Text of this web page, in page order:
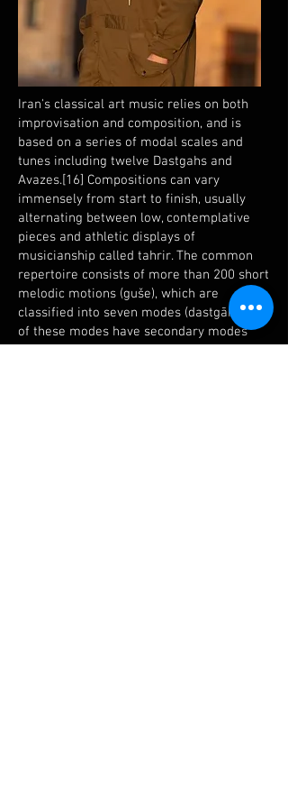
Iran's classical art music relies on both
improvisation and composition, and is
based on a series of modal scales and
tunes including twelve Dastgahs and
Avazes.[16] Compositions can vary
immensely from start to finish, usually
alternating between low, contemplative
pieces and athletic displays of
musicianship called tahrir. The common
repertoire consists of more than 200 short
melodic motions (guše), which are
classified into seven modes (dastgāh). Two
of these modes have secondary modes